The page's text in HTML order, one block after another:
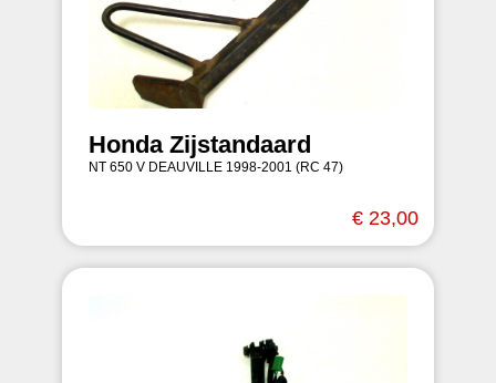
Honda Zijstandaard
NT 650 V DEAUVILLE 1998-2001 (RC 47)
€ 23,00